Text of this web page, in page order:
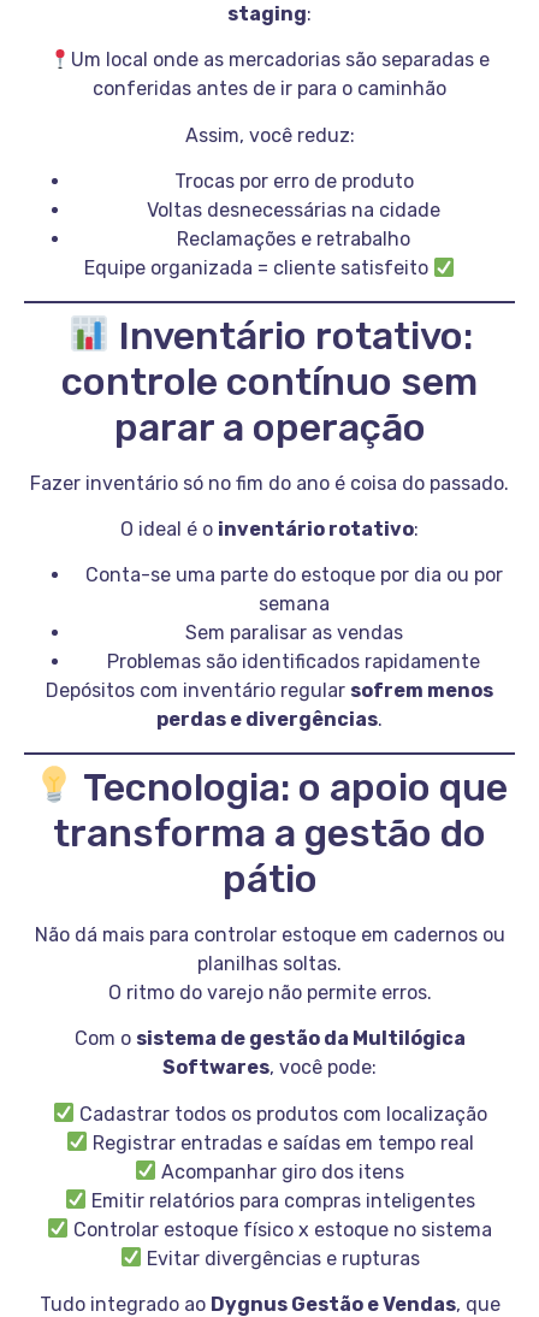
staging:
Um local onde as mercadorias são separadas e
conferidas antes de ir para o caminhão
Assim, você reduz:
Trocas por erro de produto
Voltas desnecessárias na cidade
Reclamações e retrabalho
Equipe organizada = cliente satisfeito
Inventário rotativo:
controle contínuo sem
parar a operação
Fazer inventário só no fim do ano é coisa do passado.
O ideal é o inventário rotativo:
Conta-se uma parte do estoque por dia ou por
semana
Sem paralisar as vendas
Problemas são identificados rapidamente
Depósitos com inventário regular sofrem menos
perdas e divergências.
Tecnologia: o apoio que
transforma a gestão do
pátio
Não dá mais para controlar estoque em cadernos ou
planilhas soltas.
O ritmo do varejo não permite erros.
Com o sistema de gestão da Multilógica
Softwares, você pode:
Cadastrar todos os produtos com localização
Registrar entradas e saídas em tempo real
Acompanhar giro dos itens
Emitir relatórios para compras inteligentes
Controlar estoque físico x estoque no sistema
Evitar divergências e rupturas
Tudo integrado ao Dygnus Gestão e Vendas, que